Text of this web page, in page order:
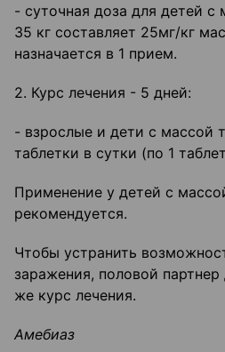
- суточная доза для детей с
35 кг составляет 25мг/кг
назначается в 1 прием.
2. Курс лечения - 5 дней:
- взрослые и дети с массой
таблетки в сутки (по 1
Применение у детей с
рекомендуется.
Чтобы устранить
заражения, половой
же курс лечения.
Амебиаз